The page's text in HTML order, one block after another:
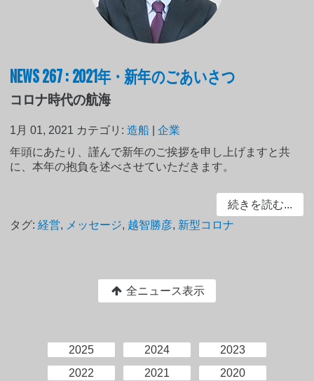
NEWS 267 : 2021年・新年のごあいさつ
コロナ時代の航海
1月 01, 2021 カテゴリ:造船 |企業
年頭にあたり、謹んで新年のご挨拶を申し上げますと共
に、本年の抱負を述べさせていただきます。
続きを読む...
タグ:経営, メッセージ, 越智勝彦, 新型コロナ
全ニュース表示
2025 2024
2023
2022
2021
2020